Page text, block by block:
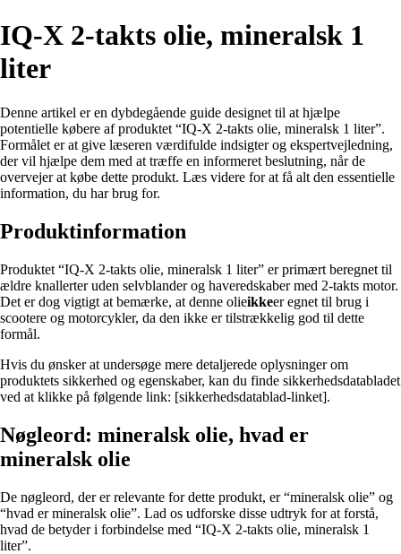
IQ-X 2-takts olie, mineralsk 1
liter
Denne artikel er en dybdegående guide designet til at hjælpe
potentielle købere af produktet “IQ-X 2-takts olie, mineralsk 1 liter”.
Formålet er at give læseren værdifulde indsigter og ekspertvejledning,
der vil hjælpe dem med at træffe en informeret beslutning, når de
overvejer at købe dette produkt. Læs videre for at få alt den essentielle
information, du har brug for.
Produktinformation
Produktet “IQ-X 2-takts olie, mineralsk 1 liter” er primært beregnet til
ældre knallerter uden selvblander og haveredskaber med 2-takts motor.
Det er dog vigtigt at bemærke, at denne olieikkeer egnet til brug i
scootere og motorcykler, da den ikke er tilstrækkelig god til dette
formål.
Hvis du ønsker at undersøge mere detaljerede oplysninger om
produktets sikkerhed og egenskaber, kan du finde sikkerhedsdatabladet
ved at klikke på følgende link: [sikkerhedsdatablad-linket].
Nøgleord: mineralsk olie, hvad er
mineralsk olie
De nøgleord, der er relevante for dette produkt, er “mineralsk olie” og
“hvad er mineralsk olie”. Lad os udforske disse udtryk for at forstå,
hvad de betyder i forbindelse med “IQ-X 2-takts olie, mineralsk 1
liter”.